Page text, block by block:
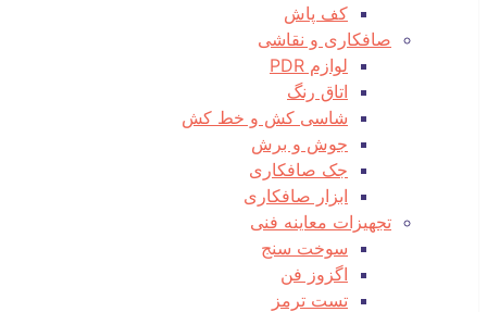
کف پاش
صافکاری و نقاشی
لوازم PDR
اتاق رنگ
شاسی کش و خط کش
جوش و برش
جک صافکاری
ابزار صافکاری
تجهیزات معاینه فنی
سوخت سنج
اگزوز فن
تست ترمز